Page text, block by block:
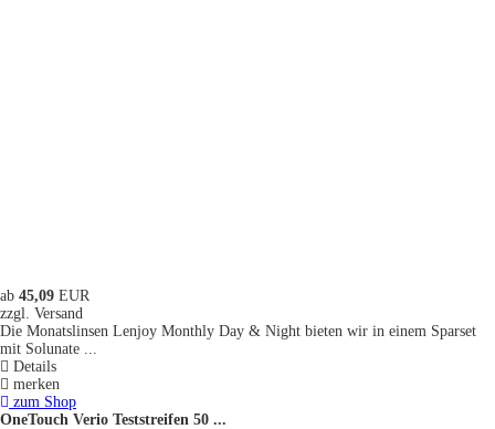
ab 45,09 EUR
zzgl. Versand
Die Monatslinsen Lenjoy Monthly Day & Night bieten wir in einem Sparset
mit Solunate ...
Details
merken
zum Shop
OneTouch Verio Teststreifen 50 ...